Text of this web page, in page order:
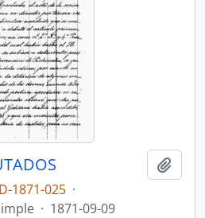
1871-025 ·
· 1871-09-09